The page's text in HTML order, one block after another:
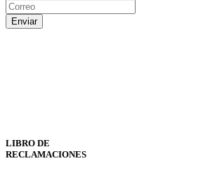
LIBRO DE
RECLAMACIONES